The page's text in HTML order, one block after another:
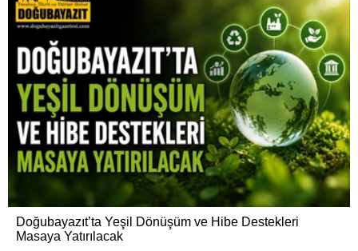
Doğubayazıt’ta Yeşil Dönüşüm ve Hibe Destekleri
Masaya Yatırılacak